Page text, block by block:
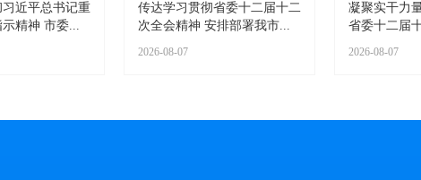
近平总书记重
精神 市委...
传达学习贯彻省委十二届十二
次全会精神 安排部署我市...
2026-08-07
凝聚实干力
省委十二届
2026-08-07